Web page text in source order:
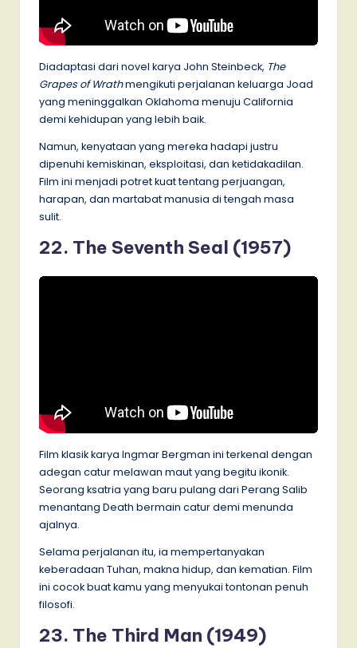
Diadaptasi dari novel karya John Steinbeck, The
Grapes of Wrathmengikuti perjalanan keluarga Joad
yang meninggalkan Oklahoma menuju California
demi kehidupan yang lebih baik.
Namun, kenyataan yang mereka hadapi justru
dipenuhi kemiskinan, eksploitasi, dan ketidakadilan.
Film ini menjadi potret kuat tentang perjuangan,
harapan, dan martabat manusia di tengah masa
sulit.
22. The Seventh Seal (1957)
Film klasik karya Ingmar Bergman ini terkenal dengan
adegan catur melawan maut yang begitu ikonik.
Seorang ksatria yang baru pulang dari Perang Salib
menantang Death bermain catur demi menunda
ajalnya.
Selama perjalanan itu, ia mempertanyakan
keberadaan Tuhan, makna hidup, dan kematian. Film
ini cocok buat kamu yang menyukai tontonan penuh
filosofi.
23. The Third Man (1949)